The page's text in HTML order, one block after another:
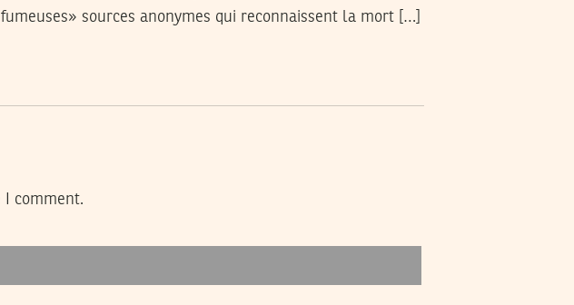
sources anonymes qui reconnaissent la mort […]
I comment.